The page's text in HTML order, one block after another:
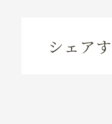
シェア